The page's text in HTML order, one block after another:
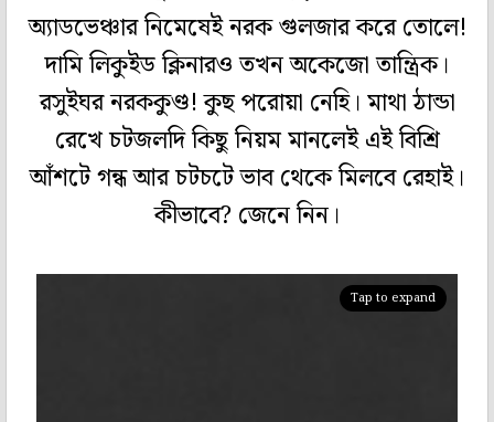
অ্যাডভেঞ্চার নিমেষেই নরক গুলজার করে তোলে!
দামি লিকুইড ক্লিনারও তখন অকেজো তান্ত্রিক।
রসুইঘর নরককুণ্ড! কুছ পরোয়া নেহি। মাথা ঠান্ডা
রেখে চটজলদি কিছু নিয়ম মানলেই এই বিশ্রি
আঁশটে গন্ধ আর চটচটে ভাব থেকে মিলবে রেহাই।
কীভাবে? জেনে নিন।
Tap to expand